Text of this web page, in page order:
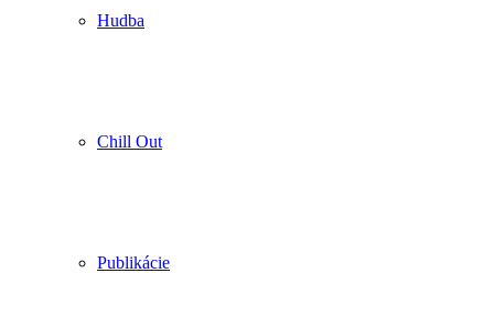
Hudba
Chill Out
Publikácie